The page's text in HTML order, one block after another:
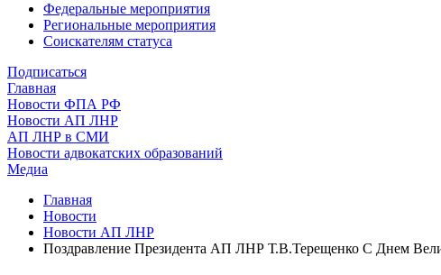
Федеральные мероприятия
Региональные мероприятия
Соискателям статуса
Подписаться
Главная
Новости ФПА РФ
Новости АП ЛНР
АП ЛНР в СМИ
Новости адвокатских образований
Медиа
Главная
Новости
Новости АП ЛНР
Поздравление Президента АП ЛНР Т.В.Терещенко С Днем